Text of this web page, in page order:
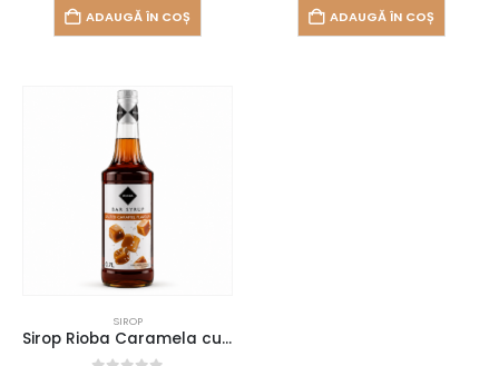
ADAUGĂ ÎN COȘ ADAUGĂ ÎN COȘ
SIROP
Sirop Rioba Caramela cu sare 0.7l